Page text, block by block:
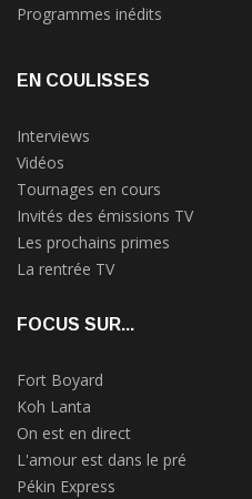
Programmes inédits
EN COULISSES
Interviews
Vidéos
Tournages en cours
Invités des émissions TV
Les prochains primes
La rentrée TV
FOCUS SUR...
Fort Boyard
Koh Lanta
On est en direct
L'amour est dans le pré
Pékin Express